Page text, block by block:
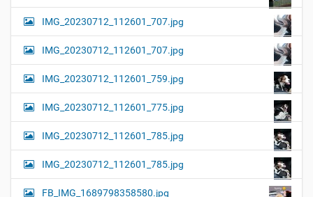
IMG_20230712_112601_707.jpg
IMG_20230712_112601_707.jpg
IMG_20230712_112601_759.jpg
IMG_20230712_112601_775.jpg
IMG_20230712_112601_785.jpg
IMG_20230712_112601_785.jpg
FB_IMG_1689798358580.jpg